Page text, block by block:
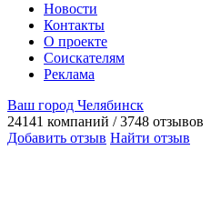
Новости
Контакты
О проекте
Соискателям
Реклама
Ваш город Челябинск
24141 компаний / 3748 отзывов
Добавить отзыв Найти отзыв